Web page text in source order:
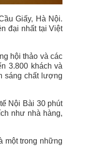
Giấy, Hà Nội.
đại nhất tại Việt
hội thảo và các
3.800 khách và
sáng chất lượng
Nội Bài 30 phút
như nhà hàng,
một trong những